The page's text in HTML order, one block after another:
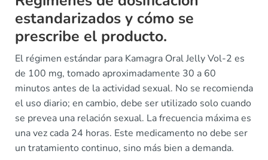
estandarizados y cómo se
prescribe el producto.
El régimen estándar para Kamagra Oral Jelly Vol-2 es
de 100 mg, tomado aproximadamente 30 a 60
minutos antes de la actividad sexual. No se recomienda
el uso diario; en cambio, debe ser utilizado solo cuando
se prevea una relación sexual. La frecuencia máxima es
una vez cada 24 horas. Este medicamento no debe ser
un tratamiento continuo, sino más bien a demanda.